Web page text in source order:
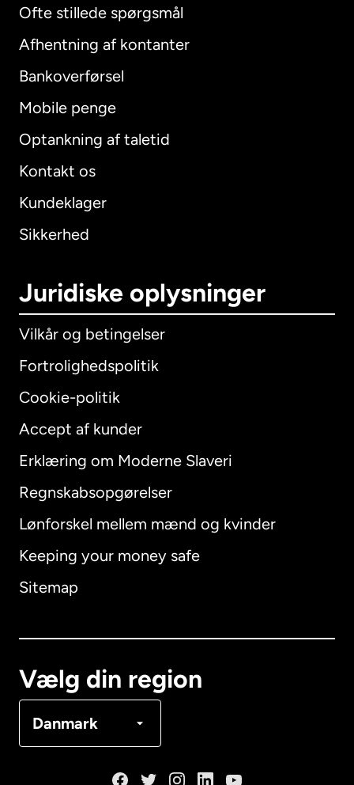
Ofte stillede spørgsmål
Afhentning af kontanter
Bankoverførsel
Mobile penge
Optankning af taletid
Kontakt os
Kundeklager
Sikkerhed
Juridiske oplysninger
Vilkår og betingelser
Fortrolighedspolitik
Cookie-politik
Accept af kunder
Erklæring om Moderne Slaveri
Regnskabsopgørelser
Lønforskel mellem mænd og kvinder
Keeping your money safe
Sitemap
Vælg din region
Danmark
International English
Australien